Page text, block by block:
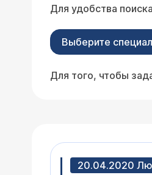
Для удобства
Выберите
Для того, чтобы
20.04.2020